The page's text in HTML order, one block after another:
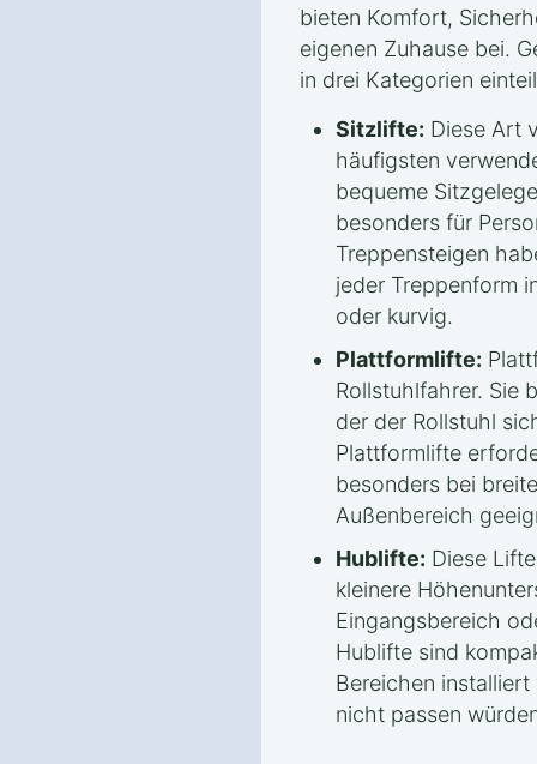
bieten Komfort,
eigenen Zuhause bei.
in drei Kategorien
Sitzlifte: Diese Art
häufigsten
bequeme
besonders für
Treppensteigen
jeder Treppenform
oder kurvig.
Plattformlifte:
Rollstuhlfahrer. Sie
der der Rollstuhl
Plattformlifte
besonders bei
Außenbereich
Hublifte: Diese
kleinere
Eingangsbereich
Hublifte sind
Bereichen
nicht passen